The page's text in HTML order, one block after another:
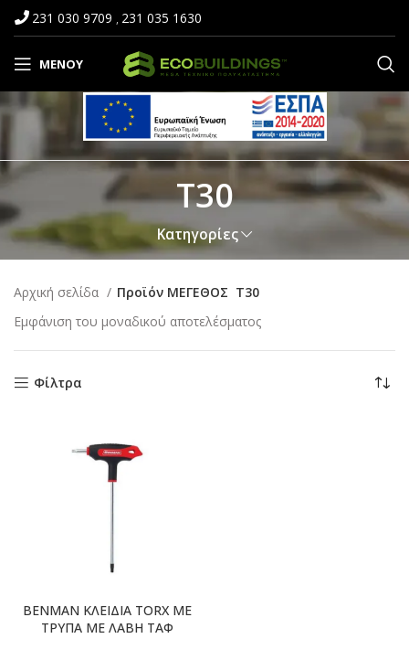
231 030 9709 , 231 035 1630
ΜΕΝΟΎ
Τ30
Κατηγορίες
Αρχική σελίδα Προϊόν ΜΕΓΕΘΟΣ Τ30
Εμφάνιση του μοναδικού αποτελέσματος
Φίλτρα
BENMAN ΚΛΕΙΔΙΑ TORX ME
ΤΡΥΠΑ ΜΕ ΛΑΒΗ ΤΑΦ